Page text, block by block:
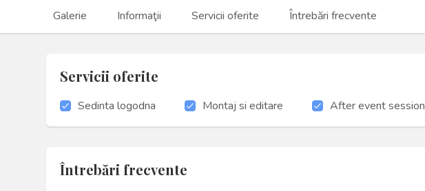
Galerie Informaţii Servicii oferite Întrebări frecvente
Servicii oferite
Sedinta logodna Montaj si editare After event session
Întrebări frecvente